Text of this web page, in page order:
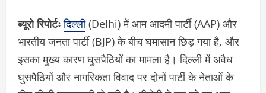
ब्यूरो रिपोर्टः दिल्ली(Delhi) में आम आदमी पार्टी (AAP) और
भारतीय जनता पार्टी (BJP) के बीच घमासान छिड़ गया है, और
इसका मुख्य कारण घुसपैठियों का मामला है। दिल्ली में अवैध
घुसपैठियों और नागरिकता विवाद पर दोनों पार्टी के नेताओं के